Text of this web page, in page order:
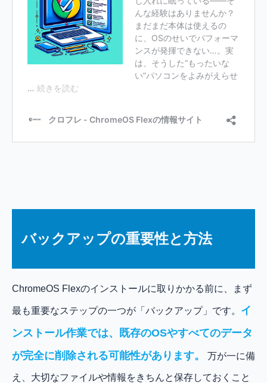
バックアップの重要性と方法
ChromeOS Flexのインストールに取りかかる前に、まず
最も重要なステップの一つが「バックアップ」です。 イ
ンストール作業では、既存のOSやすべてのデータ
が完全に削除される可能性があります。
万が一に備
え、大切なファイルや情報をきちんと保存しておくこと